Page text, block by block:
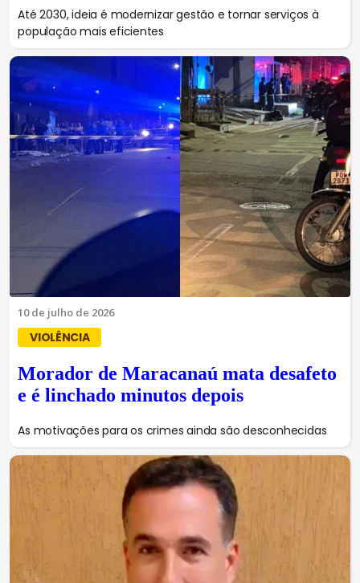
Até 2030, ideia é modernizar gestão e tornar serviços à
população mais eficientes
10 de julho de 2026
VIOLÊNCIA
Morador de Maracanaú mata desafeto
e é linchado minutos depois
As motivações para os crimes ainda são desconhecidas